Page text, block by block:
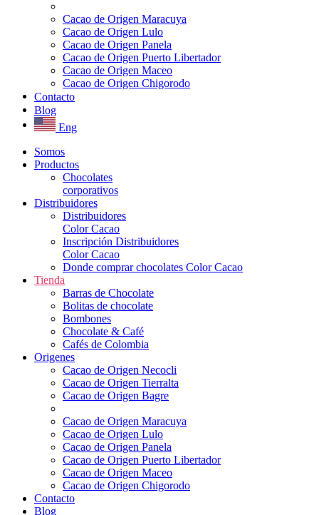
Cacao de Origen Maracuya
Cacao de Origen Lulo
Cacao de Origen Panela
Cacao de Origen Puerto Libertador
Cacao de Origen Maceo
Cacao de Origen Chigorodo
Contacto
Blog
Eng
Somos
Productos
Chocolates
corporativos
Distribuidores
Distribuidores
Color Cacao
Inscripción Distribuidores
Color Cacao
Donde comprar chocolates Color Cacao
Tienda
Barras de Chocolate
Bolitas de chocolate
Bombones
Chocolate & Café
Cafés de Colombia
Origenes
Cacao de Origen Necocli
Cacao de Origen Tierralta
Cacao de Origen Bagre
Cacao de Origen Maracuya
Cacao de Origen Lulo
Cacao de Origen Panela
Cacao de Origen Puerto Libertador
Cacao de Origen Maceo
Cacao de Origen Chigorodo
Contacto
Blog